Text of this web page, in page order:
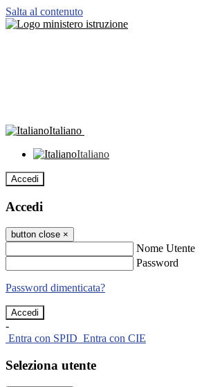
Salta al contenuto
Italiano
Italiano
Accedi
Accedi
button close ×
Nome Utente
Password
Password dimenticata?
-
Entra con SPID Entra con CIE
Seleziona utente